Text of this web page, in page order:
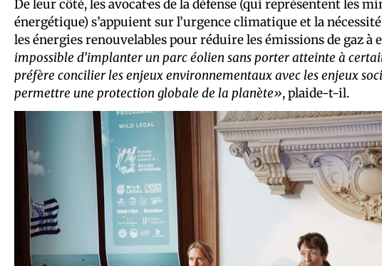
De leur côté, les avocat·es de la défense (qui représentent les
énergétique) s’appuient sur l’urgence climatique et la
les énergies renouvelables pour réduire les émissions de gaz à
impossible d’implanter un parc éolien sans porter atteinte à
préfère concilier les enjeux environnementaux avec les enjeux
permettre une protection globale de la planète», plaide-t-il.